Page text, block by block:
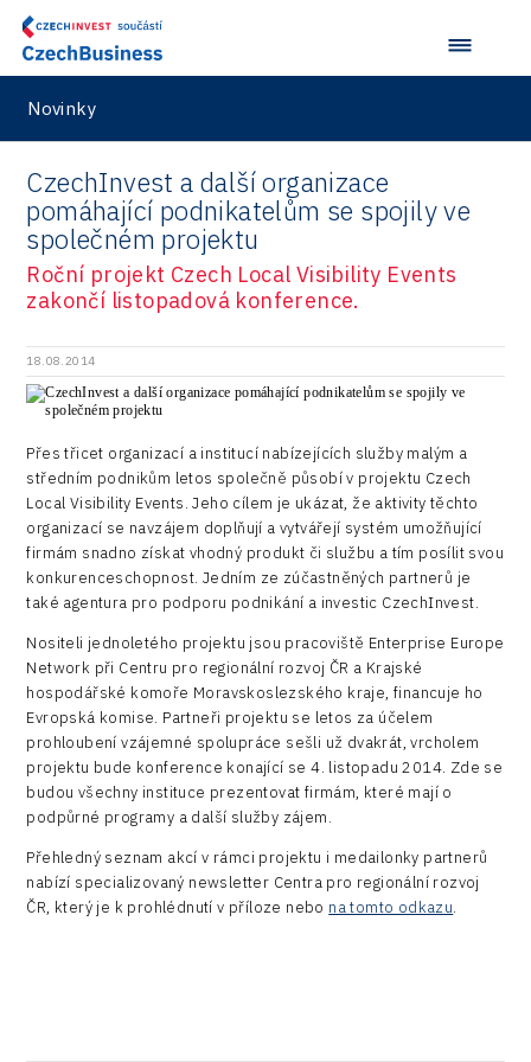
Stavario
Ullmanna
VisionCraft
Hunter Games
Kaleido
LAM-X
Services
City
Drones
Manufacturing
Rail
Road
Connectivity
Consulting
Data services
Devices
Infrastructure
Logic/MaaS
R&D
Security
Vehicles
Kreativní průmysl
Podpora podnikání
Průmyslová zóna
Příhraničí
Společenská odpovědnost
Technická infrastruktura
Technické vzdělávání
Investičně atraktivní region 2019
Konference Potenciál místní ekonomiky 2022
Konference Potenciál místní ekonomiky 2019
Konference Potenciál místní ekonomiky 2018
Představení průběžného pokroku projektu
Ústí nad Labem
Novinky
CzechInvest a další organizace
pomáhající podnikatelům se spojily ve
společném projektu
Roční projekt Czech Local Visibility Events
zakončí listopadová konference.
18.08.2014
Přes třicet organizací a institucí nabízejících služby malým a
středním podnikům letos společně působí v projektu Czech
Local Visibility Events. Jeho cílem je ukázat, že aktivity těchto
organizací se navzájem doplňují a vytvářejí systém umožňující
firmám snadno získat vhodný produkt či službu a tím posílit svou
konkurenceschopnost. Jedním ze zúčastněných partnerů je
také agentura pro podporu podnikání a investic CzechInvest.
Nositeli jednoletého projektu jsou pracoviště Enterprise Europe
Network při Centru pro regionální rozvoj ČR a Krajské
hospodářské komoře Moravskoslezského kraje, financuje ho
Evropská komise. Partneři projektu se letos za účelem
prohloubení vzájemné spolupráce sešli už dvakrát, vrcholem
projektu bude konference konající se 4. listopadu 2014. Zde se
budou všechny instituce prezentovat firmám, které mají o
podpůrné programy a další služby zájem.
Přehledný seznam akcí v rámci projektu i medailonky partnerů
nabízí specializovaný newsletter Centra pro regionální rozvoj
ČR, který je k prohlédnutí v příloze nebo na tomto odkazu.